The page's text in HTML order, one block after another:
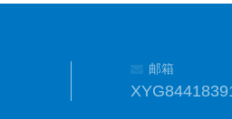
邮箱